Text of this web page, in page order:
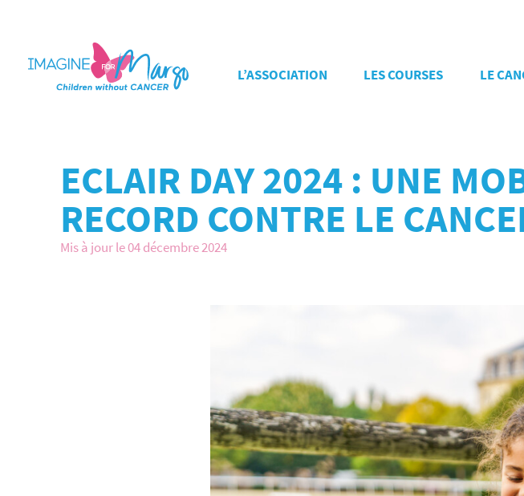
L’ASSOCIATION LES COURSES LE
ECLAIR DAY 2024 : UNE
RECORD CONTRE LE
Mis à jour le 04 décembre 2024